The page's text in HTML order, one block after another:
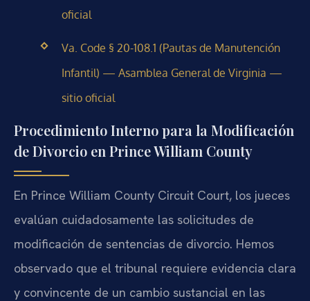
oficial
Va. Code § 20-108.1 (Pautas de Manutención
Infantil) — Asamblea General de Virginia —
sitio oficial
Procedimiento Interno para la Modificación
de Divorcio en Prince William County
En Prince William County Circuit Court, los jueces
evalúan cuidadosamente las solicitudes de
modificación de sentencias de divorcio. Hemos
observado que el tribunal requiere evidencia clara
y convincente de un cambio sustancial en las